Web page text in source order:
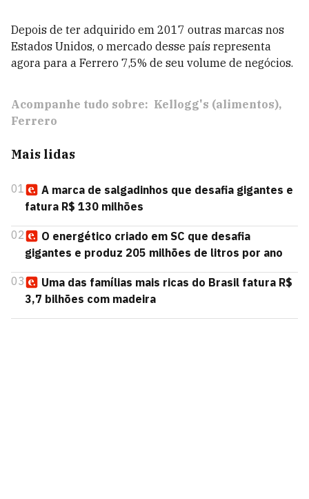
Depois de ter adquirido em 2017 outras marcas nos
Estados Unidos, o mercado desse país representa
agora para a Ferrero 7,5% de seu volume de negócios.
Acompanhe tudo sobre: Kellogg's (alimentos)
Ferrero
Mais lidas
01
A marca de salgadinhos que desafia gigantes e
fatura R$ 130 milhões
02
O energético criado em SC que desafia
gigantes e produz 205 milhões de litros por ano
03
Uma das famílias mais ricas do Brasil fatura R$
3,7 bilhões com madeira